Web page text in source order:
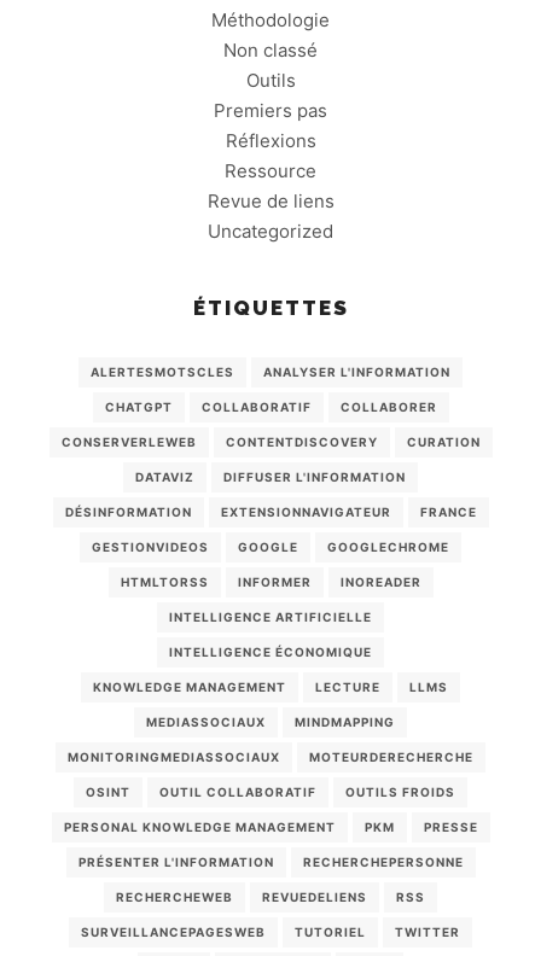
Méthodologie
Non classé
Outils
Premiers pas
Réflexions
Ressource
Revue de liens
Uncategorized
ÉTIQUETTES
ALERTESMOTSCLES ANALYSER L'INFORMATION
CHATGPT COLLABORATIF COLLABORER
CONSERVERLEWEB CONTENTDISCOVERY CURATION
DATAVIZ DIFFUSER L'INFORMATION
DÉSINFORMATION EXTENSIONNAVIGATEUR FRANCE
GESTIONVIDEOS GOOGLE GOOGLECHROME
HTMLTORSS INFORMER INOREADER
INTELLIGENCE ARTIFICIELLE
INTELLIGENCE ÉCONOMIQUE
KNOWLEDGE MANAGEMENT LECTURE LLMS
MEDIASSOCIAUX MINDMAPPING
MONITORINGMEDIASSOCIAUX MOTEURDERECHERCHE
OSINT OUTIL COLLABORATIF OUTILS FROIDS
PERSONAL KNOWLEDGE MANAGEMENT PKM PRESSE
PRÉSENTER L'INFORMATION RECHERCHEPERSONNE
RECHERCHEWEB REVUEDELIENS RSS
SURVEILLANCEPAGESWEB TUTORIEL TWITTER